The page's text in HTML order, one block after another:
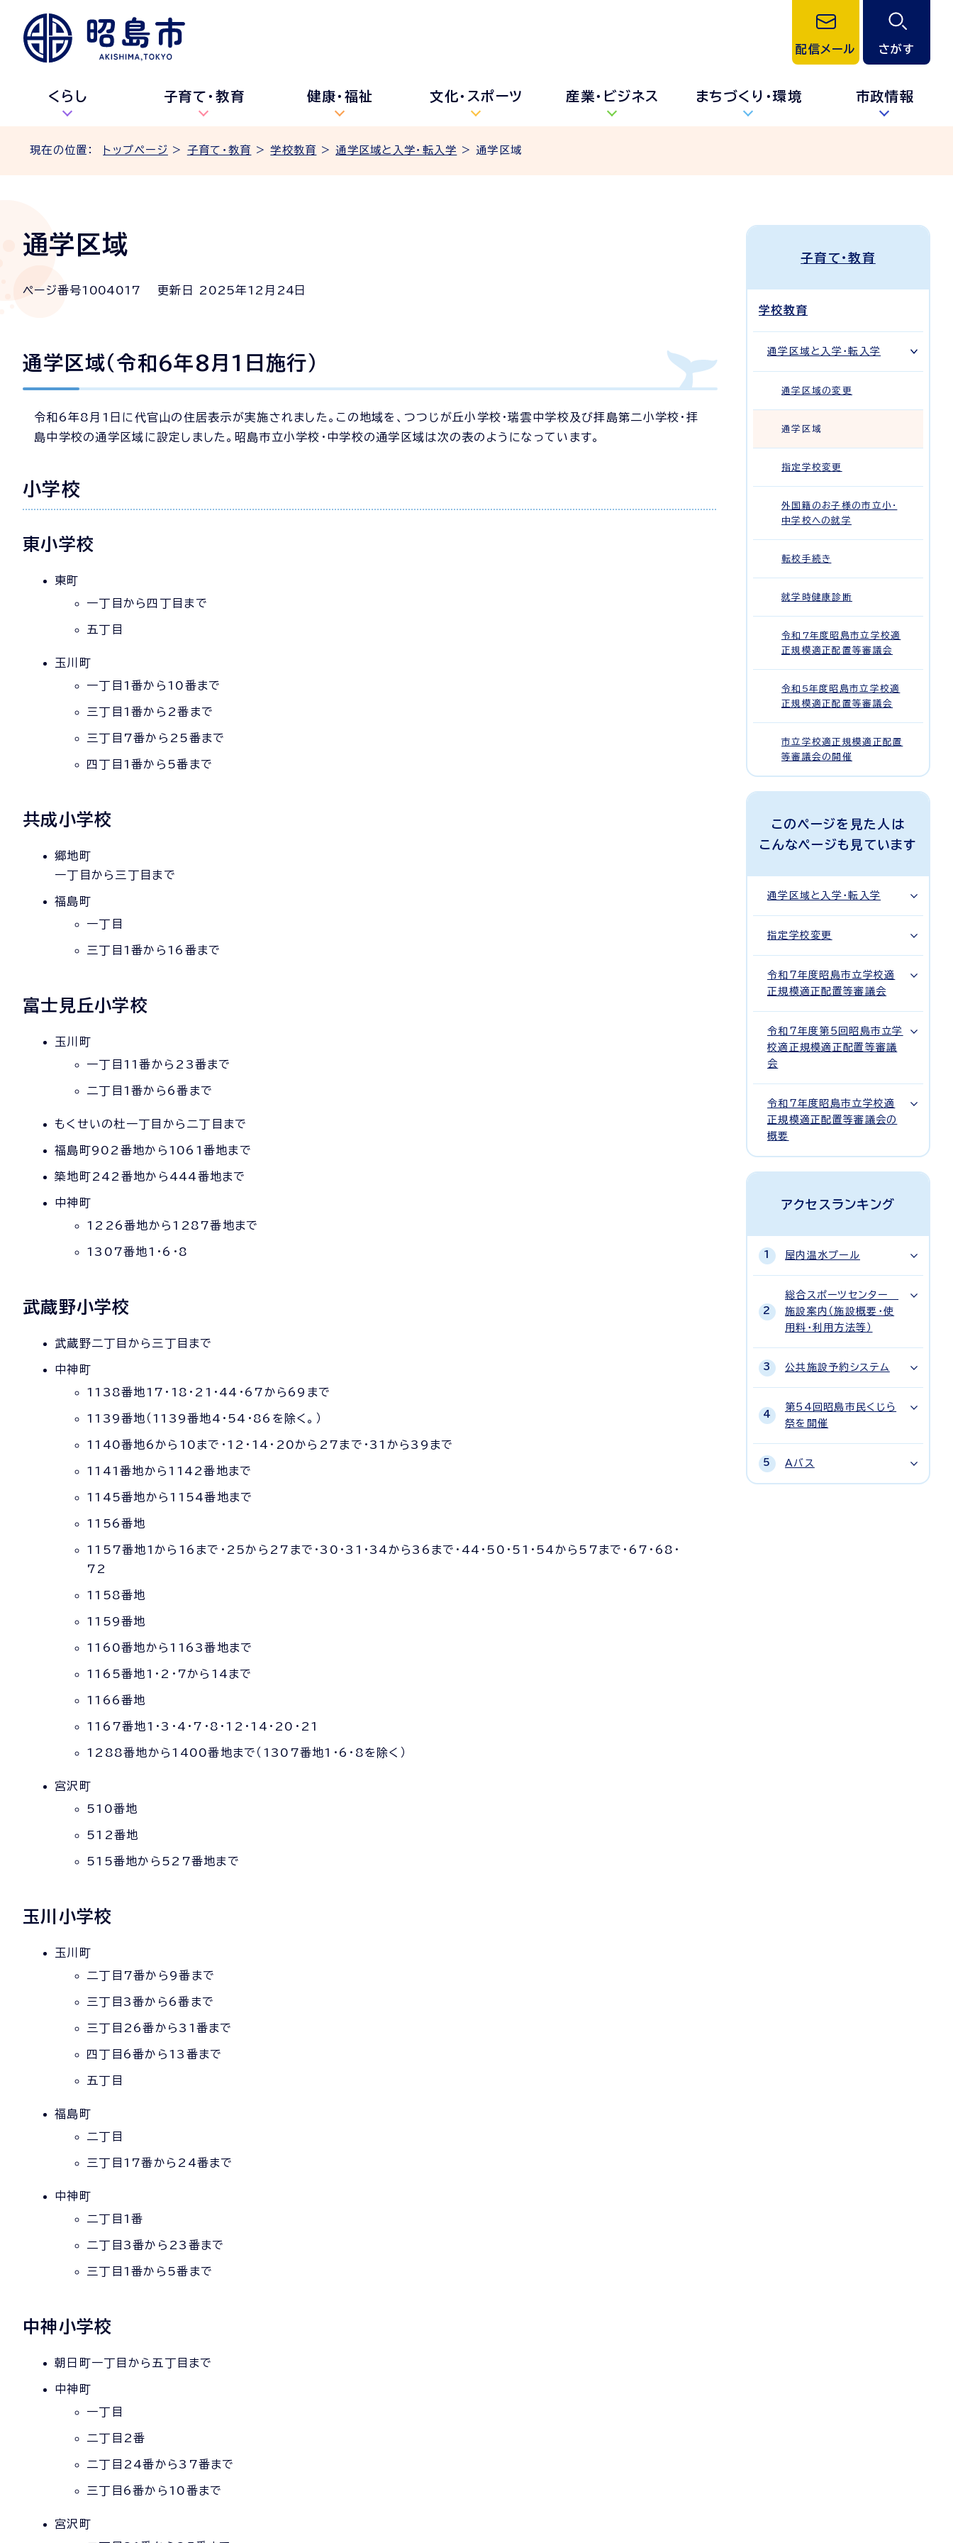
配信メール さがす
くらし 子育て・教育 健康・福祉 文化・スポーツ 産業・ビジネス まちづくり・環境 市政情報
現在の位置： トップページ > 子育て・教育 >学校教育 >通学区域と入学・転入学 > 通学区域
通学区域
ページ番号1004017 更新日 2025年12 月 24 日
通学区域（令和6年8月1日施行）
令和6年8月1日に代官山の住居表示が実施されました。この地域を、つつじが丘小学校・瑞雲中学校及び拝島第二小学校・拝
島中学校の通学区域に設定しました。昭島市立小学校・中学校の通学区域は次の表のようになっています。
小学校
東小学校
東町
一丁目から四丁目まで
五丁目
玉川町
一丁目1番から10番まで
三丁目1番から2番まで
三丁目7番から25番まで
四丁目1番から5番まで
共成小学校
郷地町
一丁目から三丁目まで
福島町
一丁目
三丁目1番から16番まで
富士見丘小学校
玉川町
一丁目11番から23番まで
二丁目1番から6番まで
もくせいの杜一丁目から二丁目まで
福島町902番地から1061番地まで
築地町242番地から444番地まで
中神町
1226番地から1287番地まで
1307番地1・6・8
武蔵野小学校
武蔵野二丁目から三丁目まで
中神町
1138番地17・18・21・44・67から69まで
1139番地（1139番地4・54・86を除く。）
1140番地6から10まで・12・14・20から27まで・31から39まで
1141番地から1142番地まで
1145番地から1154番地まで
1156番地
1157番地1から16まで・25から27まで・30・31・34から36まで・44・50・51・54から57まで・67・68・
72
1158番地
1159番地
1160番地から1163番地まで
1165番地1・2・7から14まで
1166番地
1167番地1・3・4・7・8・12・14・20・21
1288番地から1400番地まで（1307番地1・6・8を除く）
宮沢町
510番地
512番地
515番地から527番地まで
玉川小学校
玉川町
二丁目7番から9番まで
三丁目3番から6番まで
三丁目26番から31番まで
四丁目6番から13番まで
五丁目
福島町
二丁目
三丁目17番から24番まで
中神町
二丁目1番
二丁目3番から23番まで
三丁目1番から5番まで
中神小学校
朝日町一丁目から五丁目まで
中神町
一丁目
二丁目2番
二丁目24番から37番まで
三丁目6番から10番まで
宮沢町
子育て・教育
学校教育
通学区域と入学・転入学
通学区域の変更
通学区域
指定学校変更
外国籍のお子様の市立小・
中学校への就学
転校手続き
就学時健康診断
令和7年度昭島市立学校適
正規模適正配置等審議会
令和5年度昭島市立学校適
正規模適正配置等審議会
市立学校適正規模適正配置
等審議会の開催
このページを見た人は
こんなページも見ています
通学区域と入学・転入学
指定学校変更
令和7年度昭島市立学校適
正規模適正配置等審議会
令和7年度第5回昭島市立学
校適正規模適正配置等審議
会
令和7年度昭島市立学校適
正規模適正配置等審議会の
概要
アクセスランキング
屋内温水プール
総合スポーツセンター
施設案内（施設概要・使
用料・利用方法等）
公共施設予約システム
第54回昭島市民くじら
祭を開催
Aバス